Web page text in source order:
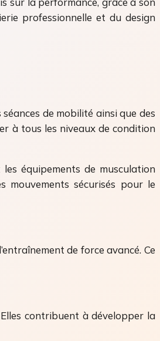
professionnelle et du design
de mobilité ainsi que des
à tous les niveaux de condition
équipements de musculation
sécurisés pour le
de force avancé. Ce
contribuent à développer la